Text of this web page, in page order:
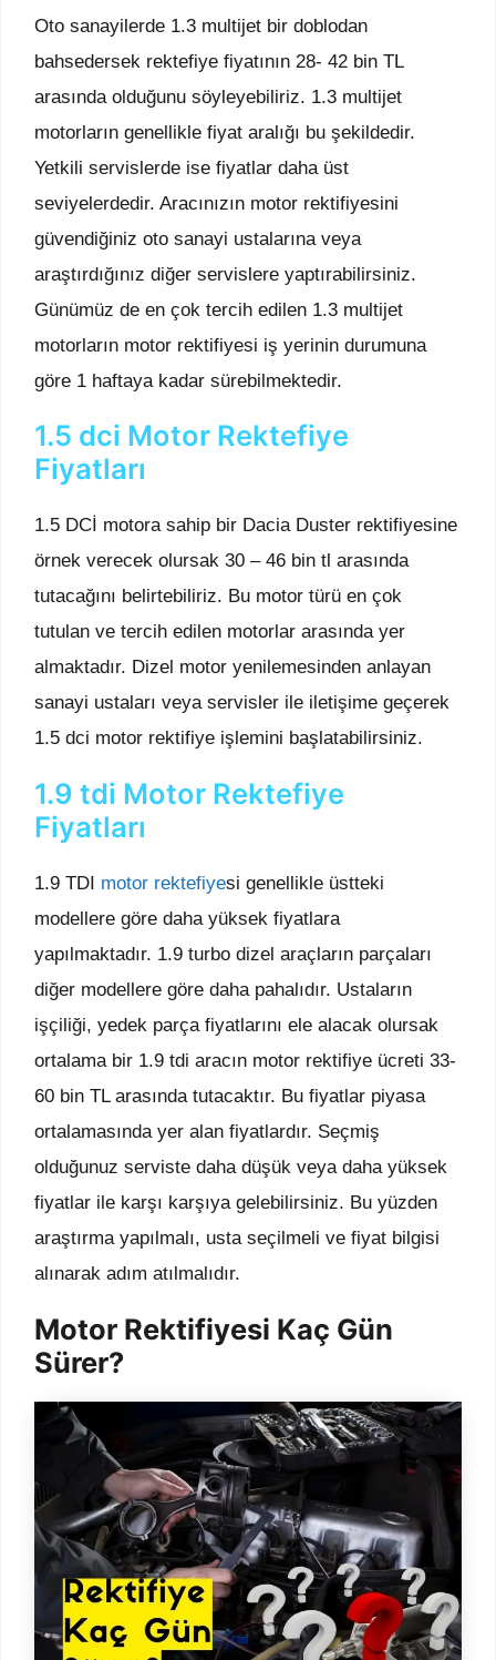
Oto sanayilerde 1.3 multijet bir doblodan
bahsedersek rektefiye fiyatının 28- 42 bin TL
arasında olduğunu söyleyebiliriz. 1.3 multijet
motorların genellikle fiyat aralığı bu şekildedir.
Yetkili servislerde ise fiyatlar daha üst
seviyelerdedir. Aracınızın motor rektifiyesini
güvendiğiniz oto sanayi ustalarına veya
araştırdığınız diğer servislere yaptırabilirsiniz.
Günümüz de en çok tercih edilen 1.3 multijet
motorların motor rektifiyesi iş yerinin durumuna
göre 1 haftaya kadar sürebilmektedir.
1.5 dci Motor Rektefiye
Fiyatları
1.5 DCİ motora sahip bir Dacia Duster rektifiyesine
örnek verecek olursak 30 – 46 bin tl arasında
tutacağını belirtebiliriz. Bu motor türü en çok
tutulan ve tercih edilen motorlar arasında yer
almaktadır. Dizel motor yenilemesinden anlayan
sanayi ustaları veya servisler ile iletişime geçerek
1.5 dci motor rektifiye işlemini başlatabilirsiniz.
1.9 tdi Motor Rektefiye
Fiyatları
1.9 TDI motor rektefiyesi genellikle üstteki
modellere göre daha yüksek fiyatlara
yapılmaktadır. 1.9 turbo dizel araçların parçaları
diğer modellere göre daha pahalıdır. Ustaların
işçiliği, yedek parça fiyatlarını ele alacak olursak
ortalama bir 1.9 tdi aracın motor rektifiye ücreti 33-
60 bin TL arasında tutacaktır. Bu fiyatlar piyasa
ortalamasında yer alan fiyatlardır. Seçmiş
olduğunuz serviste daha düşük veya daha yüksek
fiyatlar ile karşı karşıya gelebilirsiniz. Bu yüzden
araştırma yapılmalı, usta seçilmeli ve fiyat bilgisi
alınarak adım atılmalıdır.
Motor Rektifiyesi Kaç Gün
Sürer?